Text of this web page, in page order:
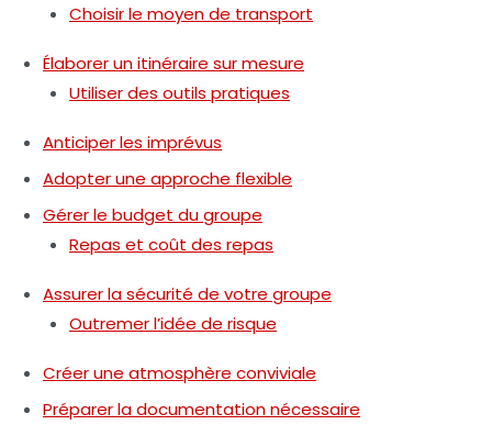
Choisir le moyen de transport
Élaborer un itinéraire sur mesure
Utiliser des outils pratiques
Anticiper les imprévus
Adopter une approche flexible
Gérer le budget du groupe
Repas et coût des repas
Assurer la sécurité de votre groupe
Outremer l’idée de risque
Créer une atmosphère conviviale
Préparer la documentation nécessaire